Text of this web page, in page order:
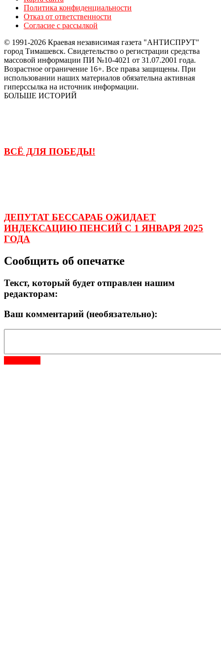
Политика конфиденциальности
Отказ от ответственности
Согласие с рассылкой
© 1991-2026 Краевая независимая газета "АНТИСПРУТ"
город Тимашевск. Свидетельство о регистрации средства
массовой информации ПИ №10-4021 от 31.07.2001 года.
Возрастное ограничение 16+. Все права защищены. При
использовании наших материалов обязательна активная
гиперссылка на источник информации.
БОЛЬШЕ ИСТОРИЙ
ВСЁ ДЛЯ ПОБЕДЫ!
ДЕПУТАТ БЕССАРАБ ОЖИДАЕТ
ИНДЕКСАЦИЮ ПЕНСИЙ С 1 ЯНВАРЯ 2025
ГОДА
Сообщить об опечатке
Текст, который будет отправлен нашим
редакторам:
Ваш комментарий (необязательно):